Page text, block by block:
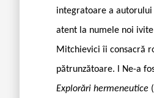
integratoare a
atent la numele noi
Mitchievici îi consacră
pătrunzătoare. l Ne-a
Explorări hermeneutice